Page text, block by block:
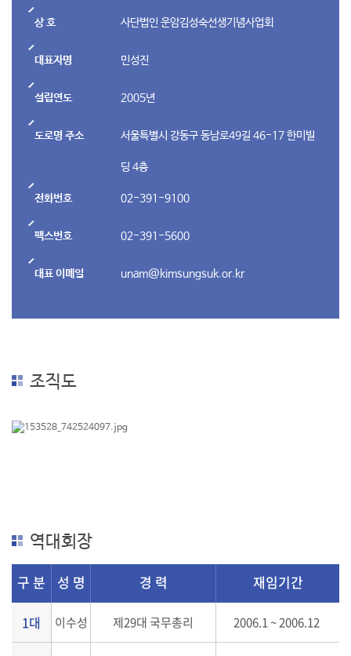
상 호 사단법인 운암김성숙선생기념사업회
대표자명 민성진
설립연도 2005년
도로명 주소 서울특별시 강동구 동남로49길 46-17 한미빌
딩 4층
전화번호 02-391-9100
팩스번호 02-391-5600
대표 이메일 unam@kimsungsuk.or.kr
조직도
역대회장
구 분 성 명 경 력 재임기간
1대 이수성 제29대 국무총리 2006.1 ~ 2006.12